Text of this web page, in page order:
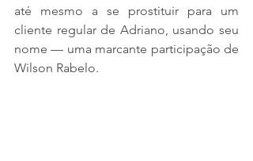
até mesmo a se prostituir para um
cliente regular de Adriano, usando seu
nome — uma marcante participação de
Wilson Rabelo.